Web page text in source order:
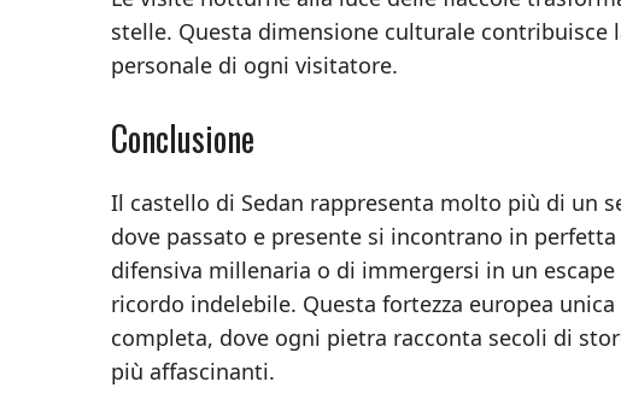
stelle. Questa dimensione culturale contribuisce
personale di ogni visitatore.
Conclusione
Il castello di Sedan rappresenta molto più di un
dove passato e presente si incontrano in
difensiva millenaria o di immergersi in un
ricordo indelebile. Questa fortezza europea
completa, dove ogni pietra racconta secoli di
più affascinanti.